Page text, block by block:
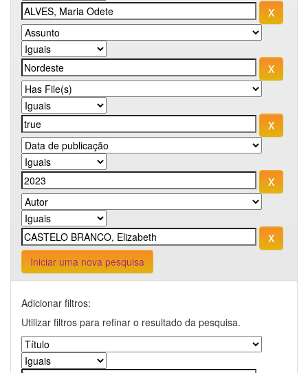
Iniciar uma nova pesquisa
Adicionar filtros:
Utilizar filtros para refinar o resultado da pesquisa.